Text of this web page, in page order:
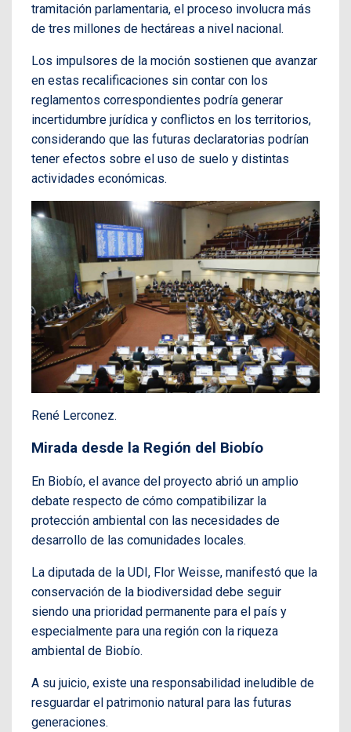
tramitación parlamentaria, el proceso involucra más
de tres millones de hectáreas a nivel nacional.
Los impulsores de la moción sostienen que avanzar
en estas recalificaciones sin contar con los
reglamentos correspondientes podría generar
incertidumbre jurídica y conflictos en los territorios,
considerando que las futuras declaratorias podrían
tener efectos sobre el uso de suelo y distintas
actividades económicas.
René Lerconez.
Mirada desde la Región del Biobío
En Biobío, el avance del proyecto abrió un amplio
debate respecto de cómo compatibilizar la
protección ambiental con las necesidades de
desarrollo de las comunidades locales.
La diputada de la UDI, Flor Weisse, manifestó que la
conservación de la biodiversidad debe seguir
siendo una prioridad permanente para el país y
especialmente para una región con la riqueza
ambiental de Biobío.
A su juicio, existe una responsabilidad ineludible de
resguardar el patrimonio natural para las futuras
generaciones.